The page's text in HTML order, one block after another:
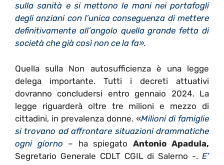
sulla sanità e si mettono le mani nei portafogli
degli anziani con l’unica conseguenza di mettere
definitivamente all’angolo quella grande fetta di
società che già così non ce la fa».
Quella sulla Non autosufficienza è una legge
delega importante. Tutti i decreti attuativi
dovranno concludersi entro gennaio 2024. La
legge riguarderà oltre tre milioni e mezzo di
cittadini, in prevalenza donne. «Milioni di famiglie
si trovano ad affrontare situazioni drammatiche
ogni giorno – ha spiegato Antonio Apadula,
Segretario Generale CDLT CGIL di Salerno -. E’